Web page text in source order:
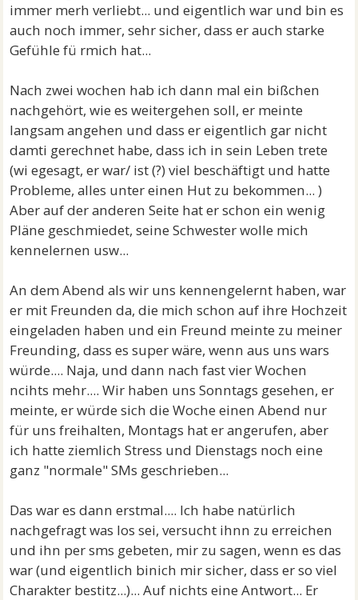
immer merh verliebt... und eigentlich war und bin es
auch noch immer, sehr sicher, dass er auch starke
Gefühle fü rmich hat...
Nach zwei wochen hab ich dann mal ein bißchen
nachgehört, wie es weitergehen soll, er meinte
langsam angehen und dass er eigentlich gar nicht
damti gerechnet habe, dass ich in sein Leben trete
(wi egesagt, er war/ ist (?) viel beschäftigt und hatte
Probleme, alles unter einen Hut zu bekommen... )
Aber auf der anderen Seite hat er schon ein wenig
Pläne geschmiedet, seine Schwester wolle mich
kennelernen usw...
An dem Abend als wir uns kennengelernt haben, war
er mit Freunden da, die mich schon auf ihre Hochzeit
eingeladen haben und ein Freund meinte zu meiner
Freunding, dass es super wäre, wenn aus uns wars
würde.... Naja, und dann nach fast vier Wochen
ncihts mehr.... Wir haben uns Sonntags gesehen, er
meinte, er würde sich die Woche einen Abend nur
für uns freihalten, Montags hat er angerufen, aber
ich hatte ziemlich Stress und Dienstags noch eine
ganz "normale" SMs geschrieben...
Das war es dann erstmal.... Ich habe natürlich
nachgefragt was los sei, versucht ihnn zu erreichen
und ihn per sms gebeten, mir zu sagen, wenn es das
war (und eigentlich binich mir sicher, dass er so viel
Charakter bestitz...)... Auf nichts eine Antwort... Er